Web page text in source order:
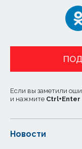
Если вы заметили
и нажмите Ctrl+Enter
Новости